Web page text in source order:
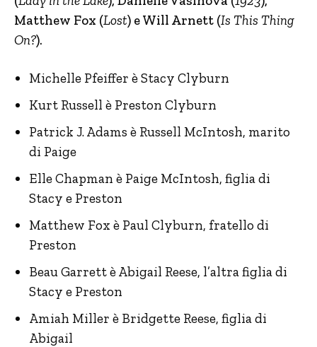
Matthew Fox (Lost) e Will Arnett (Is This Thing
On?).
Michelle Pfeiffer è Stacy Clyburn
Kurt Russell è Preston Clyburn
Patrick J. Adams è Russell McIntosh, marito
di Paige
Elle Chapman è Paige McIntosh, figlia di
Stacy e Preston
Matthew Fox è Paul Clyburn, fratello di
Preston
Beau Garrett è Abigail Reese, l’altra figlia di
Stacy e Preston
Amiah Miller è Bridgette Reese, figlia di
Abigail